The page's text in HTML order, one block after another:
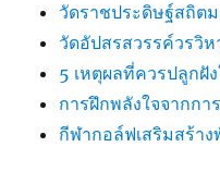
วัดราชประดิษฐ์สถิต
วัดอัปสรสวรรค์วรวิห
5 เหตุผลที่ควรปลูกฝั
การฝึกพลังใจจากกา
กีฬากอล์ฟเสริมสร้า